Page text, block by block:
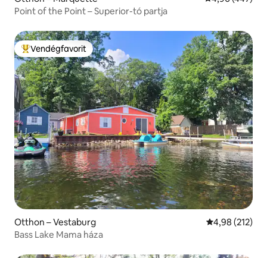
Point of the Point – Superior-tó partja
Kiemelt vendégfavorit
Vendégfavorit
Otthon – Vestaburg Átlagos
4,98 (212)
Bass Lake Mama háza